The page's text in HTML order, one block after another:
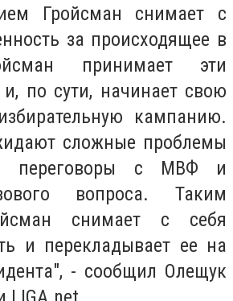
Гройсман снимает с
за происходящее в
принимает эти
по сути, начинает свою
кампанию.
сложные проблемы
переговоры с МВФ и
вопроса. Таким
снимает с себя
и перекладывает ее на
- сообщил Олещук